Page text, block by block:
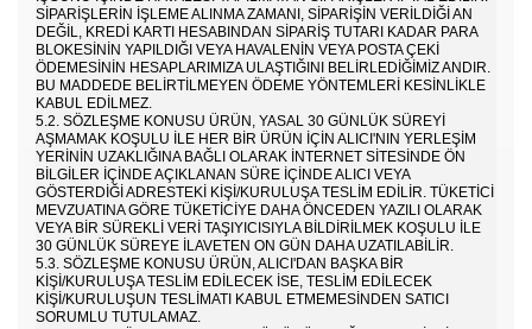
SIPARIŞLERIN IŞLEME ALINMA ZAMANI, SIPARIŞIN VERILDIĞI AN
DEĞIL, KREDI KARTI HESABINDAN SIPARIŞ TUTARI KADAR PARA
BLOKESININ YAPILDIĞI VEYA HAVALENIN VEYA POSTA ÇEKI
ÖDEMESININ HESAPLARIMIZA ULAŞTIĞINI BELIRLEDIĞIMIZ ANDIR.
BU MADDEDE BELIRTILMEYEN ÖDEME YÖNTEMLERI KESINLIKLE
KABUL EDILMEZ.
5.2. SÖZLEŞME KONUSU ÜRÜN, YASAL 30 GÜNLÜK SÜREYI
AŞMAMAK KOŞULU ILE HER BIR ÜRÜN IÇIN ALICI'NIN YERLEŞIM
YERININ UZAKLIĞINA BAĞLI OLARAK INTERNET SITESINDE ÖN
BILGILER IÇINDE AÇIKLANAN SÜRE IÇINDE ALICI VEYA
GÖSTERDIĞI ADRESTEKI KIŞI/KURULUŞA TESLIM EDILIR. TÜKETICI
MEVZUATINA GÖRE TÜKETICIYE DAHA ÖNCEDEN YAZILI OLARAK
VEYA BIR SÜREKLI VERI TAŞIYICISIYLA BILDIRILMEK KOŞULU ILE
30 GÜNLÜK SÜREYE ILAVETEN ON GÜN DAHA UZATILABILIR.
5.3. SÖZLEŞME KONUSU ÜRÜN, ALICI'DAN BAŞKA BIR
KIŞI/KURULUŞA TESLIM EDILECEK ISE, TESLIM EDILECEK
KIŞI/KURULUŞUN TESLIMATI KABUL ETMEMESINDEN SATICI
SORUMLU TUTULAMAZ.